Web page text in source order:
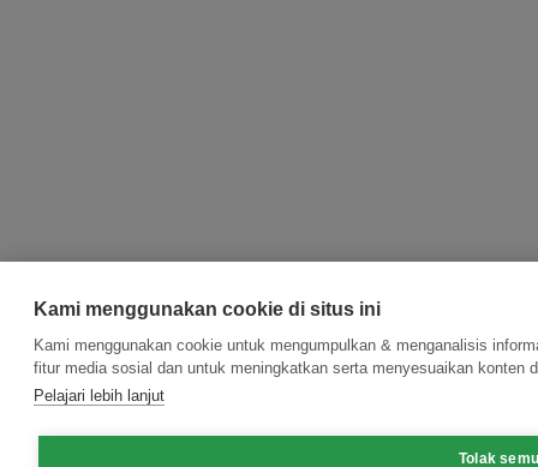
Kami menggunakan cookie di situs ini
Kami menggunakan cookie untuk mengumpulkan & menganalisis
fitur media sosial dan untuk meningkatkan serta menyesuaikan konten
Pelajari lebih lanjut
Tolak